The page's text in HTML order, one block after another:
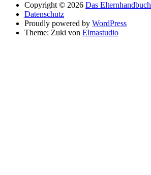
Copyright © 2026 Das Elternhandbuch
Datenschutz
Proudly powered by WordPress
Theme: Zuki von Elmastudio